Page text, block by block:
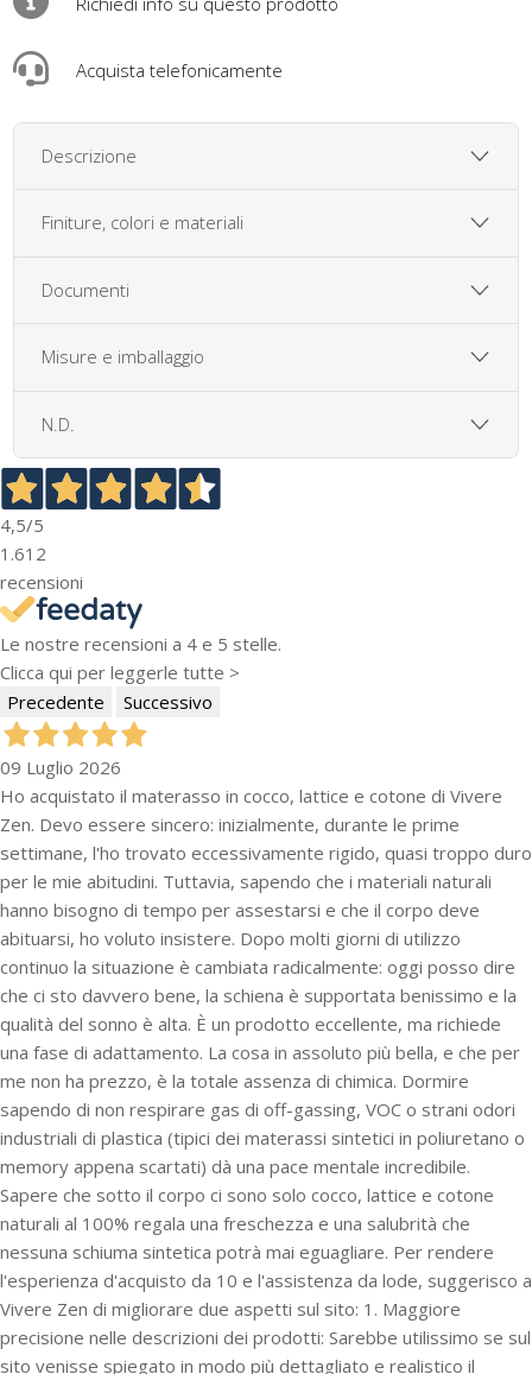
Acquista telefonicamente
Descrizione
Finiture, colori e materiali
Documenti
Misure e imballaggio
N.D.
4,5/5
1.612
recensioni
Le nostre recensioni a 4 e 5 stelle.
Clicca qui per leggerle tutte >
Precedente
Successivo
09 Luglio 2026
Ho acquistato il materasso in cocco, lattice e cotone di Vivere
Zen. Devo essere sincero: inizialmente, durante le prime
settimane, l'ho trovato eccessivamente rigido, quasi troppo duro
per le mie abitudini. Tuttavia, sapendo che i materiali naturali
hanno bisogno di tempo per assestarsi e che il corpo deve
abituarsi, ho voluto insistere. Dopo molti giorni di utilizzo
continuo la situazione è cambiata radicalmente: oggi posso dire
che ci sto davvero bene, la schiena è supportata benissimo e la
qualità del sonno è alta. È un prodotto eccellente, ma richiede
una fase di adattamento. La cosa in assoluto più bella, e che per
me non ha prezzo, è la totale assenza di chimica. Dormire
sapendo di non respirare gas di off-gassing, VOC o strani odori
industriali di plastica (tipici dei materassi sintetici in poliuretano o
memory appena scartati) dà una pace mentale incredibile.
Sapere che sotto il corpo ci sono solo cocco, lattice e cotone
naturali al 100% regala una freschezza e una salubrità che
nessuna schiuma sintetica potrà mai eguagliare. Per rendere
l'esperienza d'acquisto da 10 e l'assistenza da lode, suggerisco a
Vivere Zen di migliorare due aspetti sul sito: 1. Maggiore
precisione nelle descrizioni dei prodotti: Sarebbe utilissimo se sul
sito venisse spiegato in modo più dettagliato e realistico il